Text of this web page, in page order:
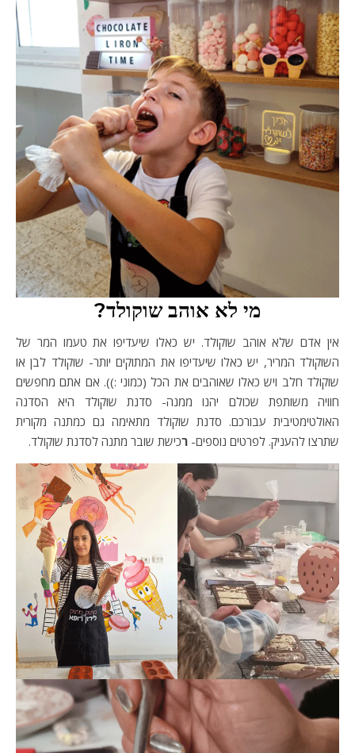
מי לא אוהב שוקולד?
אין אדם שלא אוהב שוקולד. יש כאלו שיעדיפו את טעמו המר של
השוקולד המריר, יש כאלו שיעדיפו את המתוקים יותר- שוקולד לבן או
שוקולד חלב ויש כאלו שאוהבים את הכל (כמוני :)). אם אתם מחפשים
חוויה משותפת שכולם יהנו ממנה- סדנת שוקולד היא הסדנה
האולטימטיבית עבורכם. סדנת שוקולד מתאימה גם כמתנה מקורית
שתרצו להעניק. לפרטים נוספים- רכישת שובר מתנה לסדנת שוקולד.